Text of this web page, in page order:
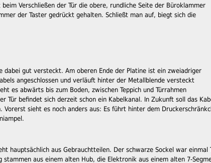
Verschließen der Tür die obere, rundliche Seite der Büroklammer
der Taster gedrückt gehalten. Schließt man auf, biegt sich die
dabei gut versteckt. Am oberen Ende der Platine ist ein zweiadriger
angeschlossen und verläuft hinter der Metallblende versteckt
es abwärts bis zum Boden, zwischen Teppich und Türrahmen
Tür befindet sich derzeit schon ein Kabelkanal. In Zukunft soll das
Vorerst sieht es noch anders aus: Es führt hinter dem
hauptsächlich aus Gebrauchtteilen. Der schwarze Sockel war
stammen aus einem alten Hub, die Elektronik aus einem alten 7-